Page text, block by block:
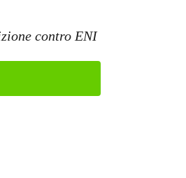
contro ENI